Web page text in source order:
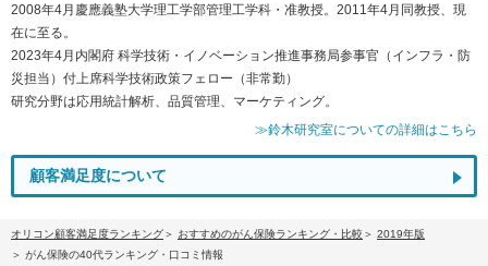
2008年4月慶應義塾大学理工学部管理工学科・准教授。2011年4月同教授、現
在に至る。
2023年4月内閣府 科学技術・イノベーション推進事務局参事官（インフラ・防
災担当）付上席科学技術政策フェロー（非常勤）
研究分野は応用統計解析、品質管理、マーケティング。
≫鈴木研究室についての詳細はこちら
顧客満足度について
オリコン顧客満足度ランキング おすすめのがん保険ランキング・比較
2019年版
がん保険の40代ランキング・口コミ情報